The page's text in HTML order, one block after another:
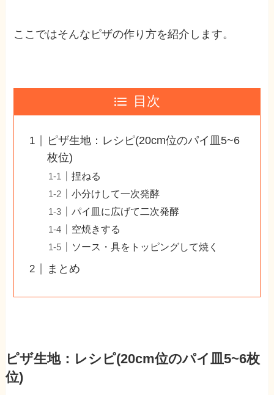
ここではそんなピザの作り方を紹介します。
目次
ピザ生地：レシピ(20cm位のパイ皿5~6
枚位)
捏ねる
小分けして一次発酵
パイ皿に広げて二次発酵
空焼きする
ソース・具をトッピングして焼く
まとめ
ピザ生地：レシピ(20cm位のパイ皿5~6枚
位)